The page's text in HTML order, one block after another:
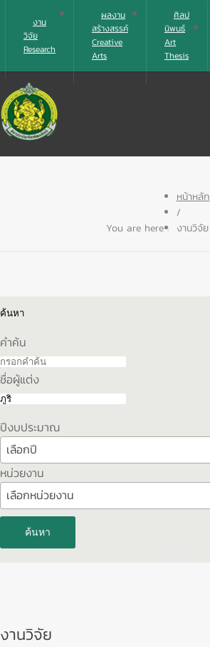
งาน
วิจัย
Research
ผลงาน
สร้างสรรค์
Creative
Arts
ศิลป
นิพนธ์
Art
Thesis
You are here :
หน้าหลัก
/
งานวิจัย
ค้นหา
คำค้น
ชื่อผู้แต่ง
ปีงบประมาณ
เลือกปี
หน่วยงาน
เลือกหน่วยงาน
ค้นหา
งานวิจัย